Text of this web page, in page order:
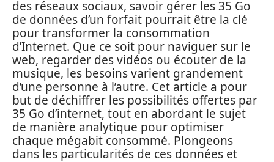
des réseaux sociaux, savoir gérer les 35 Go
de données d’un forfait pourrait être la clé
pour transformer la consommation
d’Internet. Que ce soit pour naviguer sur le
web, regarder des vidéos ou écouter de la
musique, les besoins varient grandement
d’une personne à l’autre. Cet article a pour
but de déchiffrer les possibilités offertes par
35 Go d’internet, tout en abordant le sujet
de manière analytique pour optimiser
chaque mégabit consommé. Plongeons
dans les particularités de ces données et